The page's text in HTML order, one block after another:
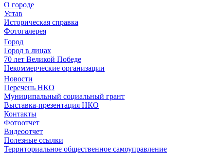
О городе
Устав
Историческая справка
Фотогалерея
Город
Город в лицах
70 лет Великой Победе
Некоммерческие организации
Новости
Перечень НКО
Муниципальный социальный грант
Выставка-презентация НКО
Контакты
Фотоотчет
Видеоотчет
Полезные ссылки
Территориальное общественное самоуправление